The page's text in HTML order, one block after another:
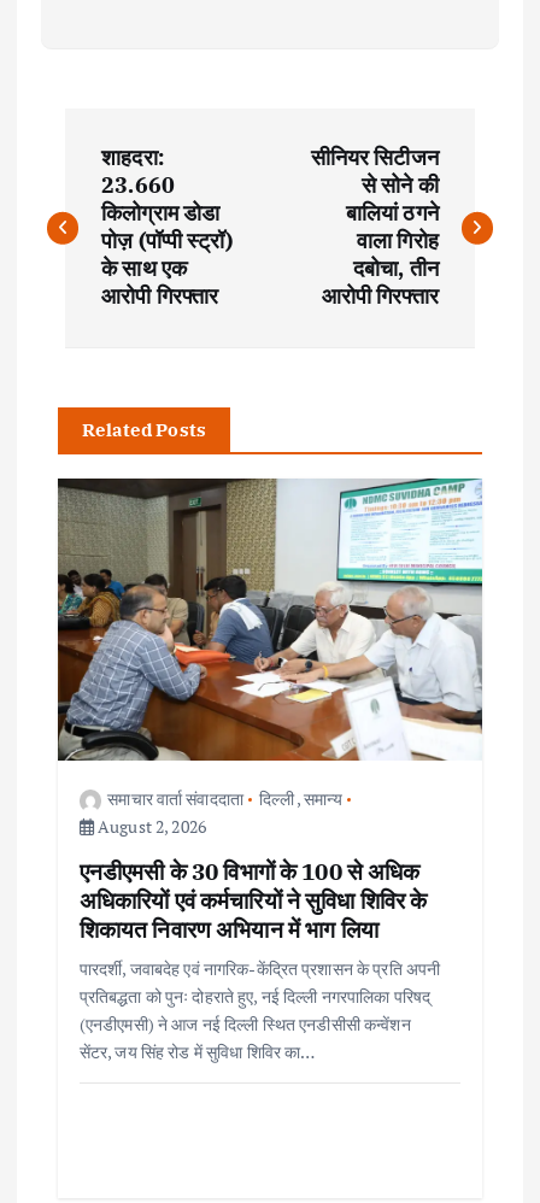
o
s
v
g
a
t
शाहदरा:
23.660
किलोग्राम डोडा
पोज़ (पॉप्पी स्ट्रॉ)
के साथ एक
आरोपी गिरफ्तार
सीनियर सिटीजन
से सोने की
बालियां ठगने
वाला गिरोह
दबोचा, तीन
आरोपी गिरफ्तार
Related Posts
समाचार वार्ता संवाददाता दिल्ली,समान्य
August 2, 2026
एनडीएमसी के 30 विभागों के 100 से अधिक
अधिकारियों एवं कर्मचारियों ने सुविधा शिविर के
शिकायत निवारण अभियान में भाग लिया
पारदर्शी, जवाबदेह एवं नागरिक-केंद्रित प्रशासन के प्रति अपनी
प्रतिबद्धता को पुनः दोहराते हुए, नई दिल्ली नगरपालिका परिषद्
(एनडीएमसी) ने आज नई दिल्ली स्थित एनडीसीसी कन्वेंशन
सेंटर, जय सिंह रोड में सुविधा शिविर का…